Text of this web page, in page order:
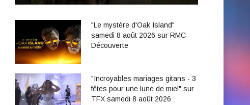
"Le mystère d'Oak Island"
samedi 8 août 2026 sur RMC
Découverte
"Incroyables mariages gitans - 3
fêtes pour une lune de miel" sur
TFX samedi 8 août 2026